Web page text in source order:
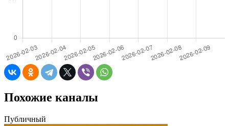
Похожие каналы
Публичный